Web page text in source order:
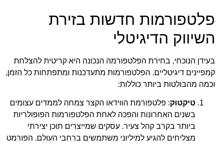
פלטפורמות חדשות בזירת
השיווק הדיגיטלי
בעידן הנוכחי, בחירת הפלטפורמה הנכונה היא קריטית להצלחת
קמפיינים דיגיטליים. הפלטפורמות מתעדכנות ומתפתחות כל הזמן,
וכמה מהבולטות ביותר כוללות:
טיקטוק: פלטפורמת הווידאו הקצר צמחה לממדים עצומים
בשנים האחרונות והפכה לאחת הפלטפורמות הפופולריות
ביותר בקרב קהל צעיר. עסקים שמייצרים תוכן יצירתי
מצליחים להגיע למיליוני משתמשים ברחבי העולם. הפורמט